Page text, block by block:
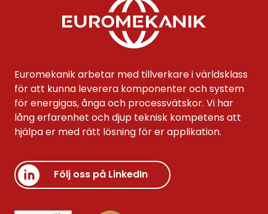
Euromekanik arbetar med tillverkare i världsklass
för att kunna leverera komponenter och system
för energigas, ånga och processvätskor. Vi har
lång erfarenhet och djup teknisk kompetens att
hjälpa er med rätt lösning för er applikation.
Följ oss på LinkedIn